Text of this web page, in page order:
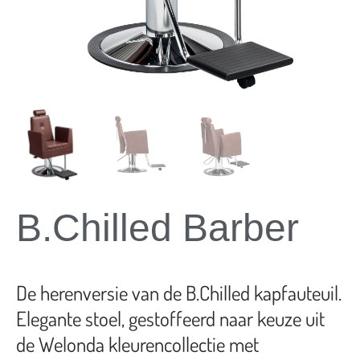
B.Chilled Barber
De herenversie van de B.Chilled kapfauteuil.
Elegante stoel, gestoffeerd naar keuze uit
de Welonda kleurencollectie met